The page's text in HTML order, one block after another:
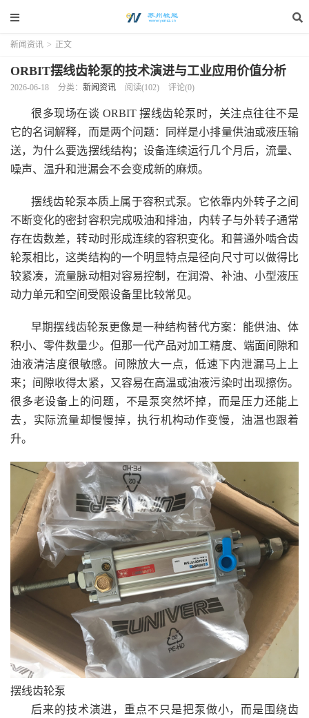
新闻资讯 > 正文
ORBIT摆线齿轮泵的技术演进与工业应用价值分析
2026-06-18 分类： 新闻资讯 阅读(102) 评论(0)
很多现场在谈 ORBIT 摆线齿轮泵时，关注点往往不是
它的名词解释，而是两个问题：同样是小排量供油或液压输
送，为什么要选摆线结构；设备连续运行几个月后，流量、
噪声、温升和泄漏会不会变成新的麻烦。
摆线齿轮泵本质上属于容积式泵。它依靠内外转子之间
不断变化的密封容积完成吸油和排油，内转子与外转子通常
存在齿数差，转动时形成连续的容积变化。和普通外啮合齿
轮泵相比，这类结构的一个明显特点是径向尺寸可以做得比
较紧凑，流量脉动相对容易控制，在润滑、补油、小型液压
动力单元和空间受限设备里比较常见。
早期摆线齿轮泵更像是一种结构替代方案：能供油、体
积小、零件数量少。但那一代产品对加工精度、端面间隙和
油液清洁度很敏感。间隙放大一点，低速下内泄漏马上上
来；间隙收得太紧，又容易在高温或油液污染时出现擦伤。
很多老设备上的问题，不是泵突然坏掉，而是压力还能上
去，实际流量却慢慢掉，执行机构动作变慢，油温也跟着
升。
摆线齿轮泵
后来的技术演进，重点不只是把泵做小，而是围绕齿